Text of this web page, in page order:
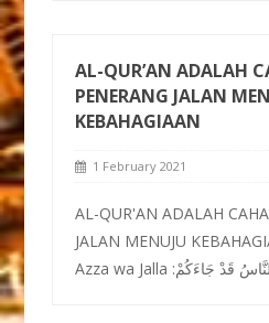
AL-QUR’AN ADALAH
PENERANG JALAN
KEBAHAGIAAN
1 February 2021
AL-QUR'AN ADALAH
JALAN MENUJU